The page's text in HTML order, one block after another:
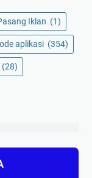
Iklan (1)
aplikasi (354)
(28)